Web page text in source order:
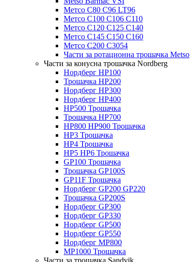
Метсо C80 C96 LT96
Метсо C100 C106 C110
Метсо C120 C125 C140
Метсо C145 C150 C160
Метсо C200 C3054
Части за ротационна трошачка Metso
Части за конусна трошачка Nordberg
Нордберг HP100
Трошачка HP200
Нордберг HP300
Нордберг HP400
HP500 Трошачка
Трошачка HP700
HP800 HP900 Трошачка
HP3 Трошачка
HP4 Трошачка
HP5 HP6 Трошачка
GP100 Трошачка
Трошачка GP100S
GP11F Трошачка
Нордберг GP200 GP220
Трошачка GP200S
Нордберг GP300
Нордберг GP330
Нордберг GP500
Нордберг GP550
Нордберг MP800
MP1000 Трошачка
Части за трошачка Sandvik